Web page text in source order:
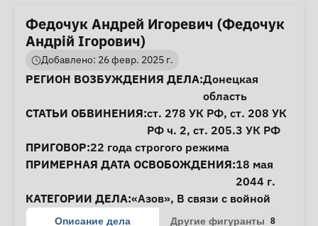
Федочук Андрей Игоревич (Федочук
Андрій Ігорович)
Добавлено: 26 февр. 2025 г.
Информация о деле
РЕГИОН ВОЗБУЖДЕНИЯ ДЕЛА:Донецкая
область
СТАТЬИ ОБВИНЕНИЯ:ст. 278 УК РФ, ст. 208 УК
РФ ч. 2, ст. 205.3 УК РФ
ПРИГОВОР:22 года строгого режима
ПРИМЕРНАЯ ДАТА ОСВОБОЖДЕНИЯ:18 мая
2044 г.
КАТЕГОРИИ ДЕЛА:«Азов», В связи с войной
Описание дела Другие фигуранты 8